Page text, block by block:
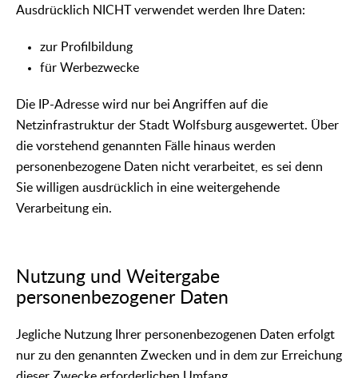
Ausdrücklich NICHT verwendet werden Ihre Daten:
zur Profilbildung
für Werbezwecke
Die IP-Adresse wird nur bei Angriffen auf die
Netzinfrastruktur der Stadt Wolfsburg ausgewertet. Über
die vorstehend genannten Fälle hinaus werden
personenbezogene Daten nicht verarbeitet, es sei denn
Sie willigen ausdrücklich in eine weitergehende
Verarbeitung ein.
Nutzung und Weitergabe
personenbezogener Daten
Jegliche Nutzung Ihrer personenbezogenen Daten erfolgt
nur zu den genannten Zwecken und in dem zur Erreichung